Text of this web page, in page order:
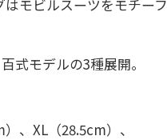
モビルスーツをモチーフ
式モデルの3種展開。
、 XL（28.5cm）、